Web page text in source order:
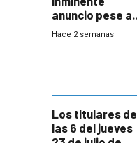
anuncio pese a
declaración de
gobierno
Hace 2 semanas
Los titulares de
las 6 del jueves